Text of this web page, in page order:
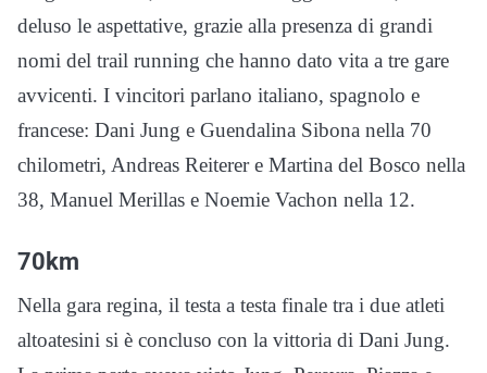
deluso le aspettative, grazie alla presenza di grandi
nomi del trail running che hanno dato vita a tre gare
avvicenti. I vincitori parlano italiano, spagnolo e
francese: Dani Jung e Guendalina Sibona nella 70
chilometri, Andreas Reiterer e Martina del Bosco nella
38, Manuel Merillas e Noemie Vachon nella 12.
70km
Nella gara regina, il testa a testa finale tra i due atleti
altoatesini si è concluso con la vittoria di Dani Jung.